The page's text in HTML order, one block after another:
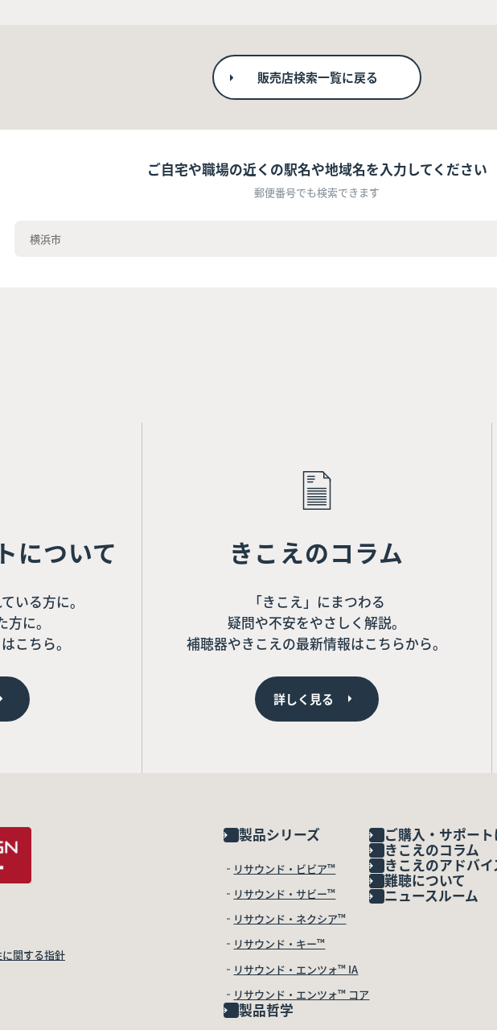
販売店検索一覧に戻る
ご自宅や職場の近くの駅名や地域名を入力してください
郵便番号でも検索できます
について
いる方に。
に。
こちら。
きこえのコラム
「きこえ」にまつわる
疑問や不安をやさしく解説。
補聴器やきこえの最新情報はこちらから。
詳しく見る
製品シリーズ
リサウンド・ビビア™
リサウンド・サビー™
リサウンド・ネクシア™
リサウンド・キー™
リサウンド・エンツォ™ IA
リサウンド・エンツォ™ コア
製品哲学
ご購入・サポー
きこえのコラム
きこえのアドバイ
難聴について
ニュースルーム
関する指針